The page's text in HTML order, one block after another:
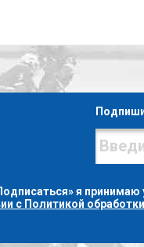
я принимаю
с Политикой